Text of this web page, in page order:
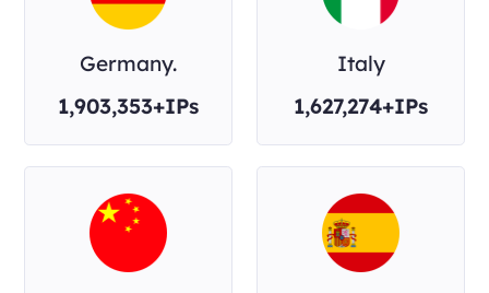
Germany.
1,903,353+IPs
Italy
1,627,274+IPs